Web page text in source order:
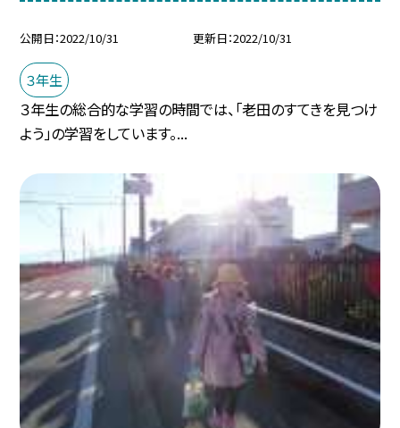
公開日 2022/10/31 更新日 2022/10/31
３年生
３年生の総合的な学習の時間では、「老田のすてきを見つけ
よう」の学習をしています。...